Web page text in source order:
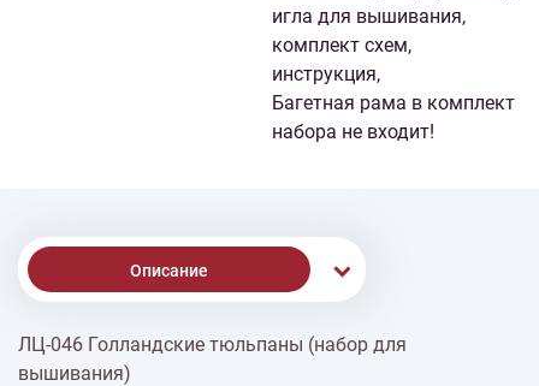
игла для вышивания,
комплект схем,
инструкция,
Багетная рама в комплект
набора не входит!
Описание
Доставка
ЛЦ-046 Голландские тюльпаны (набор для
вышивания)